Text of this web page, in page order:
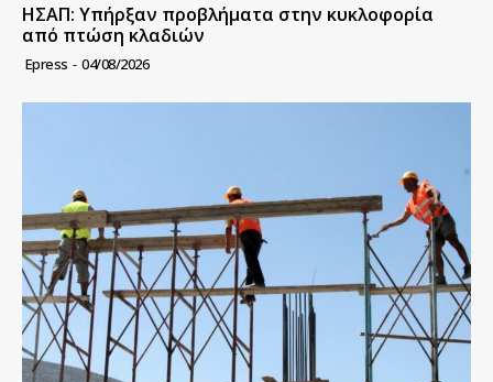
ΗΣΑΠ: Υπήρξαν προβλήματα στην κυκλοφορία
από πτώση κλαδιών
Epress - 04/08/2026